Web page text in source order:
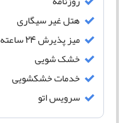
هتل غیر سیگاری
میز پذیرش 24 ساعته
خشک شویی
خدمات خشکشویی
سرویس اتو